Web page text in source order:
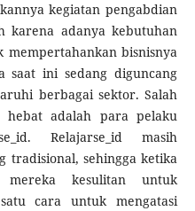
kegiatan pengabdian
karena adanya kebutuhan
mempertahankan bisnisnya
saat ini sedang diguncang
berbagai sektor. Salah
hebat adalah para pelaku
Relajarse_id masih
tradisional, sehingga ketika
mereka kesulitan untuk
cara untuk mengatasi